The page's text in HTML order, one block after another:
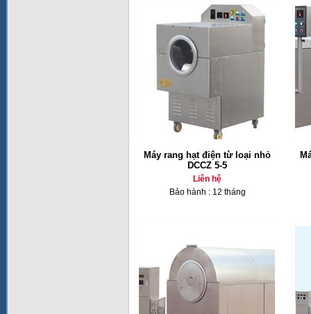
Máy rang hạt điện từ loại nhỏ
DCCZ 5-5
Liên hệ
Bảo hành : 12 tháng